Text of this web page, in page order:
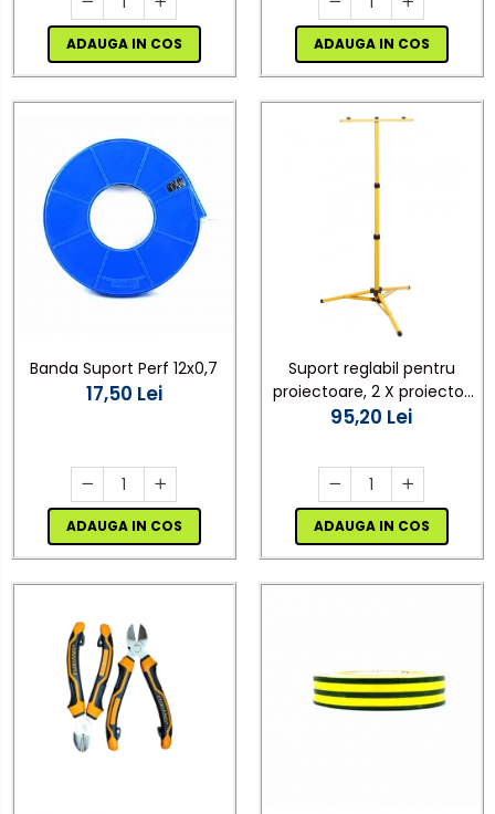
ADAUGA IN COS ADAUGA IN COS
Banda Suport Perf 12x0,7
17,50 Lei
ADAUGA IN COS
Suport reglabil pentru
proiectoare, 2 X proiector
LED, galben
95,20 Lei
ADAUGA IN COS